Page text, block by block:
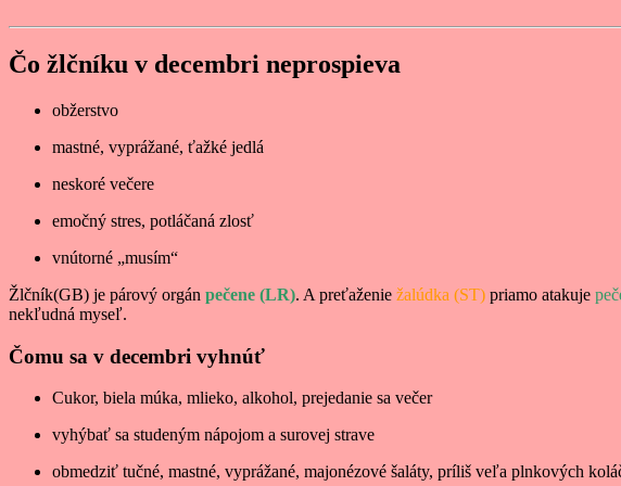
Čo žlčníku v decembri neprospieva
obžerstvo
mastné, vyprážané, ťažké jedlá
neskoré večere
emočný stres, potláčaná zlosť
vnútorné „musím“
Žlčník(GB) je párový orgán pečene (LR). A preťaženie žalúdka (ST) priamo atakuje
nekľudná myseľ.
Čomu sa v decembri vyhnúť
Cukor, biela múka, mlieko, alkohol, prejedanie sa večer
vyhýbať sa studeným nápojom a surovej strave
obmedziť tučné, mastné, vyprážané, majonézové šaláty, príliš veľa plnkových